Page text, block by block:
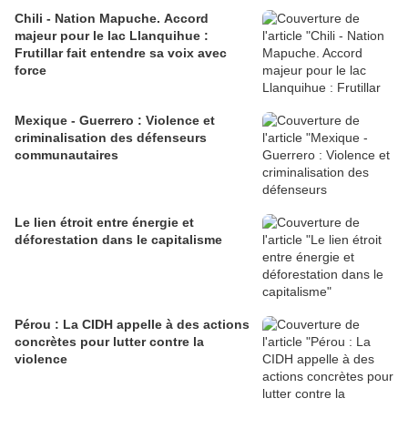
Chili - Nation Mapuche. Accord
majeur pour le lac Llanquihue :
Frutillar fait entendre sa voix avec
force
Mexique - Guerrero : Violence et
criminalisation des défenseurs
communautaires
Le lien étroit entre énergie et
déforestation dans le capitalisme
Pérou : La CIDH appelle à des actions
concrètes pour lutter contre la
violence